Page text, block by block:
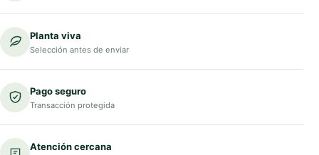
Planta viva
Selección antes de enviar
Pago seguro
Transacción protegida
Atención cercana